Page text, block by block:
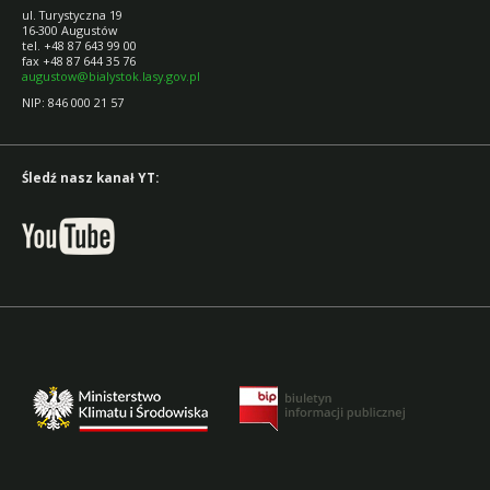
ul. Turystyczna 19
16-300 Augustów
tel. +48 87 643 99 00
fax +48 87 644 35 76
augustow@bialystok.lasy.gov.pl
NIP: 846 000 21 57
Śledź nasz kanał YT: